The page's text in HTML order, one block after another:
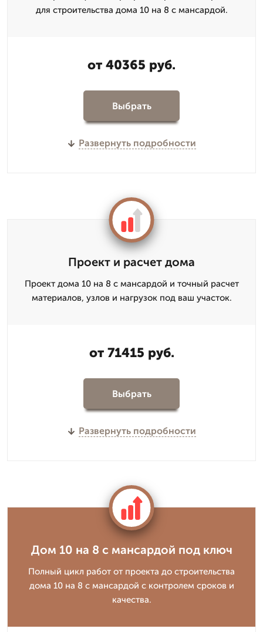
для строительства дома 10 на 8 с мансардой.
от 40365 руб.
Выбрать
Развернуть подробности
Проект и расчет дома
Проект дома 10 на 8 с мансардой и точный расчет
материалов, узлов и нагрузок под ваш участок.
от 71415 руб.
Выбрать
Развернуть подробности
Дом 10 на 8 с мансардой под ключ
Полный цикл работ от проекта до строительства
дома 10 на 8 с мансардой с контролем сроков и
качества.